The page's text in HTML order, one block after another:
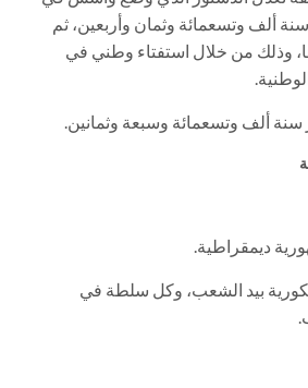
ألف وتسعمائة وثمان وأربعين، ثم
وذلك من خلال استفتاء وطني في
ديمقراطية.
بيد الشعب، وكل سلطة في